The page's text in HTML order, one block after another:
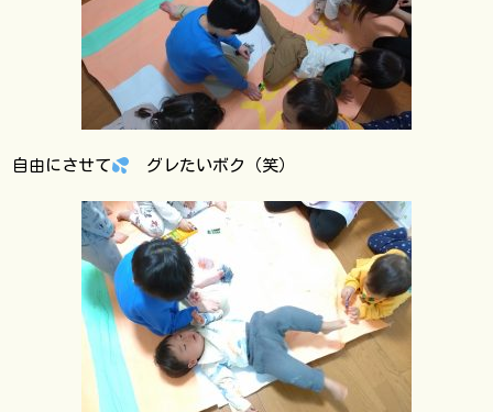
自由にさせて グレたいボク（笑）